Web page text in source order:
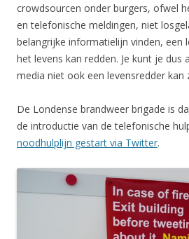
crowdsourcen onder burgers, ofwel
en telefonische meldingen, niet
belangrijke informatielijn vinden, een
het levens kan redden. Je kunt je dus
media niet ook een levensredder kan
De Londense brandweer brigade is
de introductie van de telefonische
noodhulplijn gestart via Twitter.